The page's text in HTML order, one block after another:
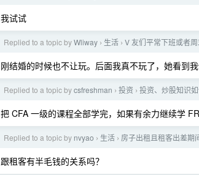
我试试
Replied to a topic byWliway › 生活 › V 友们平常下班或者
刚结婚的时候也不让玩。后面我真不玩了，她看到
Replied to a topic bycsfreshman › 投资 › 投资、炒股知识
把 CFA 一级的课程全部学完，如果有余力继续学
Replied to a topic by nvyao › 生活 › 房子出租且租客出差期
跟租客有半毛钱的关系吗？